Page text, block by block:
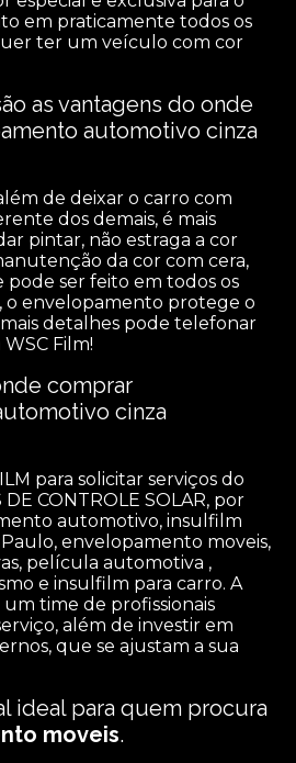
em praticamente todos os
ter um veículo com cor
as vantagens do onde
automotivo cinza
de deixar o carro com
dos demais, é mais
pintar, não estraga a cor
da cor com cera,
pode ser feito em todos os
o envelopamento protege o
detalhes pode telefonar
Film!
comprar
cinza
para solicitar serviços do
CONTROLE SOLAR, por
automotivo, insulfilm
envelopamento moveis,
película automotiva ,
e insulfilm para carro. A
time de profissionais
além de investir em
que se ajustam a sua
ideal para quem procura
moveis.